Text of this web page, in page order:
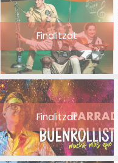
Finalitzat
Finalitzat